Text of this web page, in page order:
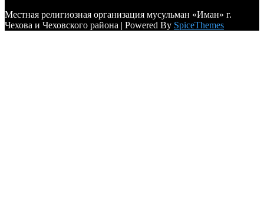
Местная религиозная организация мусульман «Иман» г.
Чехова и Чеховского района | Powered By SpiceThemes